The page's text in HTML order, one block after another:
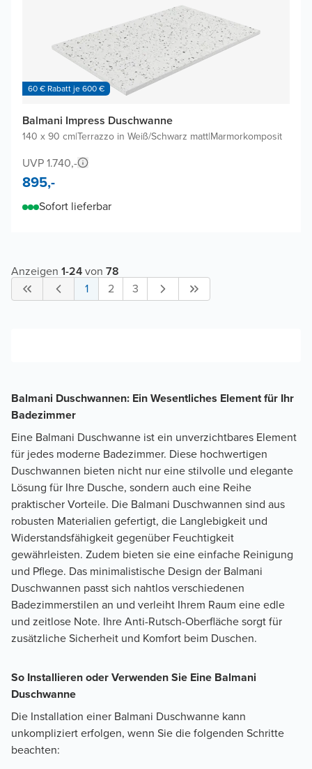
60 € Rabatt je 600 €
Balmani Impress Duschwanne
140 x 90 cm|Terrazzo in Weiß/Schwarz matt|Marmorkomposit
UVP 1.740,-
895,-
Sofort lieferbar
Anzeigen 1-24von 78
1
2 3
Balmani Duschwannen: Ein Wesentliches Element für Ihr
Badezimmer
Eine Balmani Duschwanne ist ein unverzichtbares Element
für jedes moderne Badezimmer. Diese hochwertigen
Duschwannen bieten nicht nur eine stilvolle und elegante
Lösung für Ihre Dusche, sondern auch eine Reihe
praktischer Vorteile. Die Balmani Duschwannen sind aus
robusten Materialien gefertigt, die Langlebigkeit und
Widerstandsfähigkeit gegenüber Feuchtigkeit
gewährleisten. Zudem bieten sie eine einfache Reinigung
und Pflege. Das minimalistische Design der Balmani
Duschwannen passt sich nahtlos verschiedenen
Badezimmerstilen an und verleiht Ihrem Raum eine edle
und zeitlose Note. Ihre Anti-Rutsch-Oberfläche sorgt für
zusätzliche Sicherheit und Komfort beim Duschen.
So Installieren oder Verwenden Sie Eine Balmani
Duschwanne
Die Installation einer Balmani Duschwanne kann
unkompliziert erfolgen, wenn Sie die folgenden Schritte
beachten: